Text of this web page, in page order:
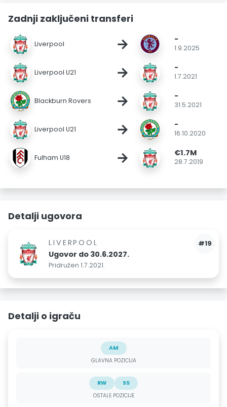
Zadnji zaključeni transferi
Liverpool → -
1.9.2025
Liverpool U21 → -
1.7.2021
Blackburn Rovers → -
31.5.2021
Liverpool U21 → -
16.10.2020
Fulham U18 → €1.7M
28.7.2019
Detalji ugovora
#19
LIVERPOOL
Ugovor do 30.6.2027.
Pridružen 1.7.2021.
Detalji o igraču
AM
GLAVNA POZICIJA
RW
SS
OSTALE POZICIJE